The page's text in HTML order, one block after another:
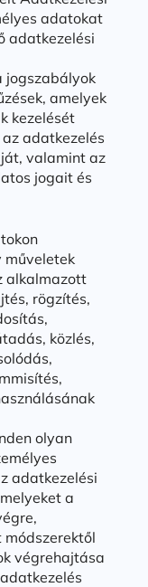
adatokat
adatkezelési
jogszabályok
amelyek
kezelését
adatkezelés
valamint az
jogait és
alkalmazott
rögzítés,
közlés,
olyan
adatkezelési
a
végrehajtása